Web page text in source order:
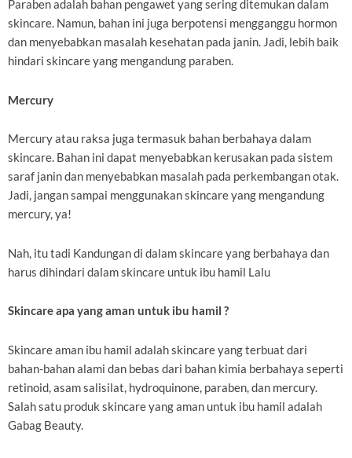
Paraben adalah bahan pengawet yang sering ditemukan dalam
skincare. Namun, bahan ini juga berpotensi mengganggu hormon
dan menyebabkan masalah kesehatan pada janin. Jadi, lebih baik
hindari skincare yang mengandung paraben.
Mercury
Mercury atau raksa juga termasuk bahan berbahaya dalam
skincare. Bahan ini dapat menyebabkan kerusakan pada sistem
saraf janin dan menyebabkan masalah pada perkembangan otak.
Jadi, jangan sampai menggunakan skincare yang mengandung
mercury, ya!
Nah, itu tadi Kandungan di dalam skincare yang berbahaya dan
harus dihindari dalam skincare untuk ibu hamil Lalu
Skincare apa yang aman untuk ibu hamil ?
Skincare aman ibu hamil adalah skincare yang terbuat dari
bahan-bahan alami dan bebas dari bahan kimia berbahaya seperti
retinoid, asam salisilat, hydroquinone, paraben, dan mercury.
Salah satu produk skincare yang aman untuk ibu hamil adalah
Gabag Beauty.